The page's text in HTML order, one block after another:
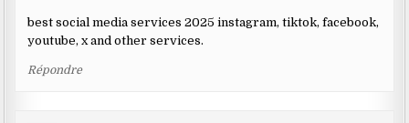
best social media services 2025 instagram, tiktok, facebook,
youtube, x and other services.
Répondre